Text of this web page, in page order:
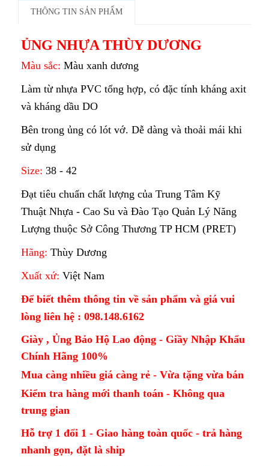
THÔNG TIN SẢN PHẨM
ỦNG NHỰA THÙY DƯƠNG
Màu sắc: Màu xanh dương
Làm từ nhựa PVC tổng hợp, có đặc tính kháng axit
và kháng dầu DO
Bên trong ủng có lót vớ. Dễ dàng và thoải mái khi
sử dụng
Size: 38 - 42
Đạt tiêu chuẩn chất lượng của Trung Tâm Kỹ
Thuật Nhựa - Cao Su và Đào Tạo Quản Lý Năng
Lượng thuộc Sở Công Thương TP HCM (PRET)
Hãng: Thùy Dương
Xuất xứ: Việt Nam
Để biết thêm thông tin về sản phẩm và giá vui
lòng liên hệ : 098.148.6162
Giày , Ủng Bảo Hộ Lao động - Giầy Nhập Khẩu
Chính Hãng 100%
Mua càng nhiều giá càng rẻ - Vừa tặng vừa bán
Kiểm tra hàng mới thanh toán - Không qua
trung gian
Hỗ trợ 1 đổi 1 - Giao hàng toàn quốc - trả hàng
nhanh gọn, đặt là ship